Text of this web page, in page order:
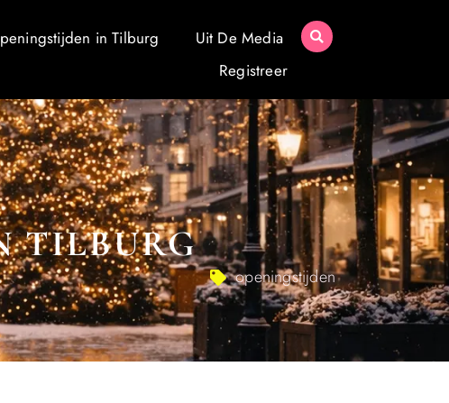
in Tilburg
Uit De Media
Registreer
TILBURG
openingstijden